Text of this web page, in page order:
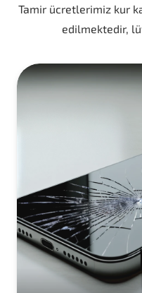
Tamir ücretlerimiz kur
edilmektedir,